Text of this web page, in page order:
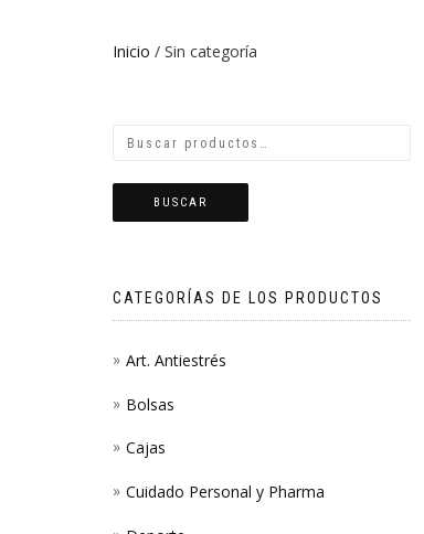
Inicio / Sin categoría
BUSCAR
CATEGORÍAS DE LOS PRODUCTOS
Art. Antiestrés
Bolsas
Cajas
Cuidado Personal y Pharma